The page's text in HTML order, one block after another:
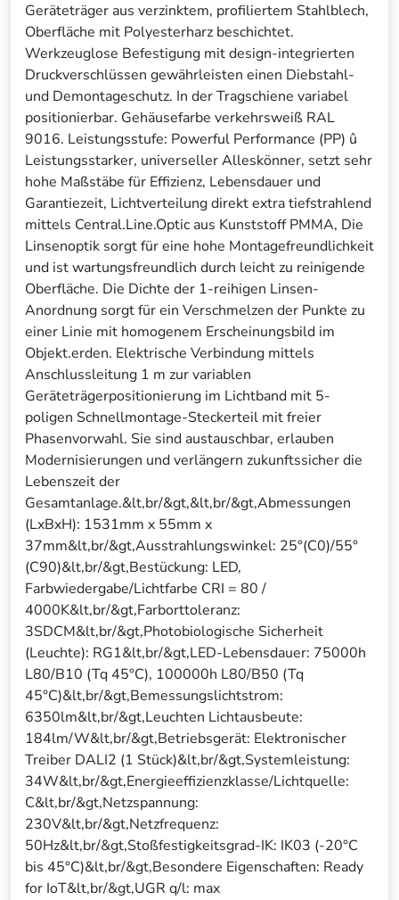
Geräteträger aus verzinktem, profiliertem Stahlblech,
Oberfläche mit Polyesterharz beschichtet.
Werkzeuglose Befestigung mit design-integrierten
Druckverschlüssen gewährleisten einen Diebstahl-
und Demontageschutz. In der Tragschiene variabel
positionierbar. Gehäusefarbe verkehrsweiß RAL
9016. Leistungsstufe: Powerful Performance (PP) û
Leistungsstarker, universeller Alleskönner, setzt sehr
hohe Maßstäbe für Effizienz, Lebensdauer und
Garantiezeit, Lichtverteilung direkt extra tiefstrahlend
mittels Central.Line.Optic aus Kunststoff PMMA, Die
Linsenoptik sorgt für eine hohe Montagefreundlichkeit
und ist wartungsfreundlich durch leicht zu reinigende
Oberfläche. Die Dichte der 1-reihigen Linsen-
Anordnung sorgt für ein Verschmelzen der Punkte zu
einer Linie mit homogenem Erscheinungsbild im
Objekt.erden. Elektrische Verbindung mittels
Anschlussleitung 1 m zur variablen
Geräteträgerpositionierung im Lichtband mit 5-
poligen Schnellmontage-Steckerteil mit freier
Phasenvorwahl. Sie sind austauschbar, erlauben
Modernisierungen und verlängern zukunftssicher die
Lebenszeit der
Gesamtanlage.&lt,br/&gt,&lt,br/&gt,Abmessungen
(LxBxH): 1531mm x 55mm x
37mm&lt,br/&gt,Ausstrahlungswinkel: 25°(C0)/55°
(C90)&lt,br/&gt,Bestückung: LED,
Farbwiedergabe/Lichtfarbe CRI = 80 /
4000K&lt,br/&gt,Farborttoleranz:
3SDCM&lt,br/&gt,Photobiologische Sicherheit
(Leuchte): RG1&lt,br/&gt,LED-Lebensdauer: 75000h
L80/B10 (Tq 45°C), 100000h L80/B50 (Tq
45°C)&lt,br/&gt,Bemessungslichtstrom:
6350lm&lt,br/&gt,Leuchten Lichtausbeute:
184lm/W&lt,br/&gt,Betriebsgerät: Elektronischer
Treiber DALI2 (1 Stück)&lt,br/&gt,Systemleistung:
34W&lt,br/&gt,Energieeffizienzklasse/Lichtquelle:
C&lt,br/&gt,Netzspannung:
230V&lt,br/&gt,Netzfrequenz:
50Hz&lt,br/&gt,Stoßfestigkeitsgrad-IK: IK03 (-20°C
bis 45°C)&lt,br/&gt,Besondere Eigenschaften: Ready
for IoT&lt,br/&gt,UGR q/l: max